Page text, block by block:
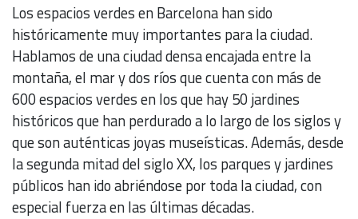
Los espacios verdes en Barcelona han sido
históricamente muy importantes para la ciudad.
Hablamos de una ciudad densa encajada entre la
montaña, el mar y dos ríos que cuenta con más de
600 espacios verdes en los que hay 50 jardines
históricos que han perdurado a lo largo de los siglos y
que son auténticas joyas museísticas. Además, desde
la segunda mitad del siglo XX, los parques y jardines
públicos han ido abriéndose por toda la ciudad, con
especial fuerza en las últimas décadas.